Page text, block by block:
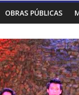
OBRAS PÚBLICAS